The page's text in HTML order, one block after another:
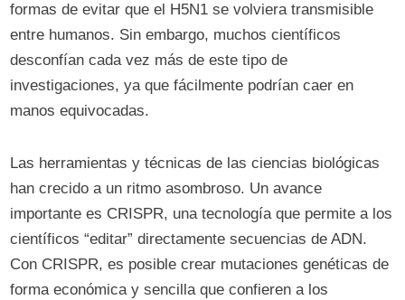
formas de evitar que el H5N1 se volviera transmisible
entre humanos. Sin embargo, muchos científicos
desconfían cada vez más de este tipo de
investigaciones, ya que fácilmente podrían caer en
manos equivocadas.
Las herramientas y técnicas de las ciencias biológicas
han crecido a un ritmo asombroso. Un avance
importante es CRISPR, una tecnología que permite a los
científicos “editar” directamente secuencias de ADN.
Con CRISPR, es posible crear mutaciones genéticas de
forma económica y sencilla que confieren a los